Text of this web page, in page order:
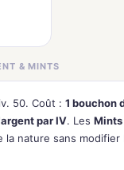
& MINTS
50. Coût : 1 bouchon
par IV. Les Mints
la nature sans modifier